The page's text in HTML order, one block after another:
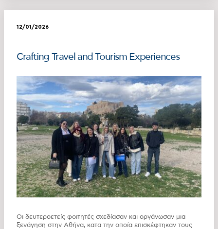
12/01/2026
Crafting Travel and Tourism Experiences
Οι δευτεροετείς φοιτητές σχεδίασαν και οργάνωσαν μια
ξενάγηση στην Αθήνα, κατα την οποία επισκέφτηκαν τους